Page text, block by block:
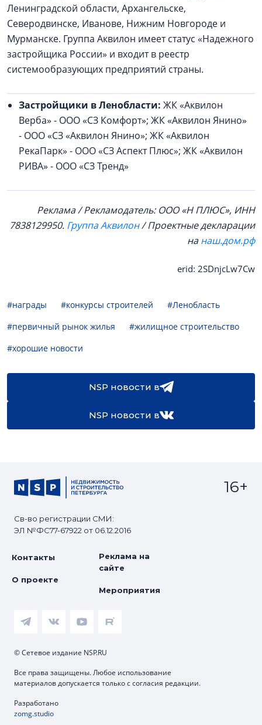
Ленинградской области, Архангельске,
Северодвинске, Иванове, Нижним Новгороде и
Мурманске. Группа Аквилон имеет статус «Надежного
застройщика России» и входит в реестр
системообразующих предприятий страны.
Застройщики в Ленобласти: ЖК «Аквилон
Верба» - ООО «СЗ Комфорт»; ЖК «Аквилон Янино»
- ООО «СЗ «Аквилон Янино»; ЖК «Аквилон
РекаПарк» - ООО «СЗ Аспект Плюс»; ЖК «Аквилон
РИВА» - ООО «СЗ Тренд»
Реклама / Рекламодатель: ООО «Н ПЛЮС», ИНН
7838129950. Группа Аквилон/ Проектные декларации
нанаш.дом.рф
erid: 2SDnjcLw7Cw
#награды #конкурсы строителей
#Ленобласть
#первичный рынок жилья
#жилищное строительство
#хорошие новости
NSP новости в
NSP новости в
Св-во регистрации СМИ:
ЭЛ №ФС77-67922 от 06.12.2016
16+
Контакты
О проекте
Реклама на
сайте
Мероприятия
© Сетевое издание NSP.RU
Все права защищены. Любое использование
материалов допускается только с согласия редакции.
Разработано
zomg.studio